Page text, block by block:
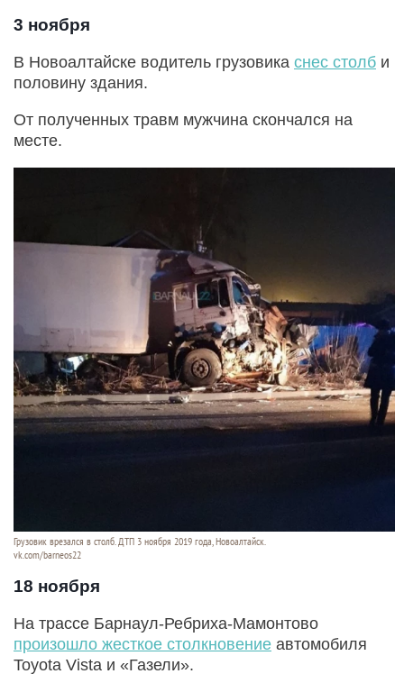
3 ноября
В Новоалтайске водитель грузовика снес столб и
половину здания.
От полученных травм мужчина скончался на
месте.
Грузовик врезался в столб. ДТП 3 ноября 2019 года, Новоалтайск.
vk.com/barneos22
18 ноября
На трассе Барнаул-Ребриха-Мамонтово
произошло жесткое столкновение автомобиля
Toyota Vista и «Газели».